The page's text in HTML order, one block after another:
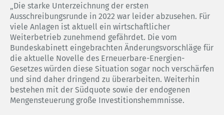
„Die starke Unterzeichnung der ersten
Ausschreibungsrunde in 2022 war leider abzusehen. Für
viele Anlagen ist aktuell ein wirtschaftlicher
Weiterbetrieb zunehmend gefährdet. Die vom
Bundeskabinett eingebrachten Änderungsvorschläge für
die aktuelle Novelle des Erneuerbare-Energien-
Gesetzes würden diese Situation sogar noch verschärfen
und sind daher dringend zu überarbeiten. Weiterhin
bestehen mit der Südquote sowie der endogenen
Mengensteuerung große Investitionshemmnisse.